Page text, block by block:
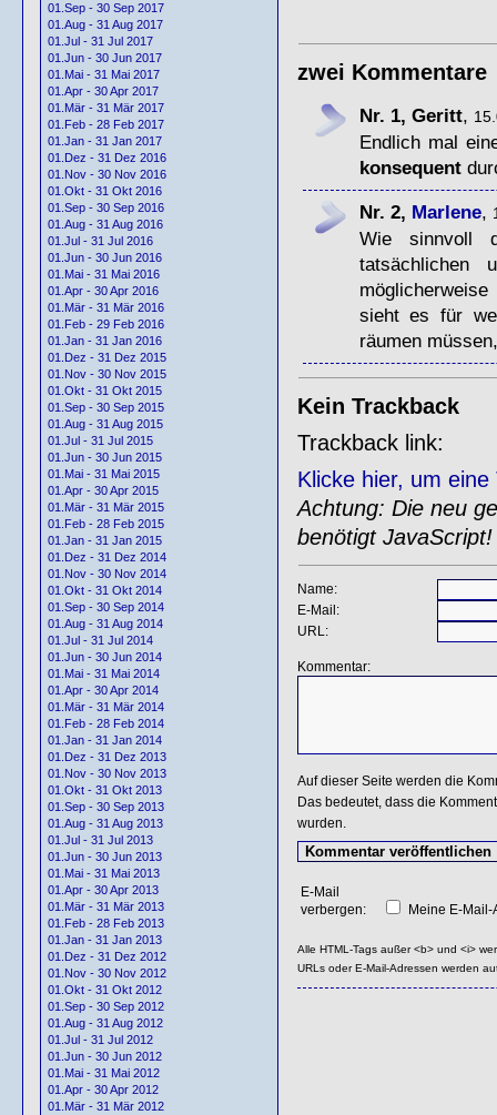
01.Sep - 30 Sep 2017
01.Aug - 31 Aug 2017
01.Jul - 31 Jul 2017
01.Jun - 30 Jun 2017
01.Mai - 31 Mai 2017
01.Apr - 30 Apr 2017
01.Mär - 31 Mär 2017
01.Feb - 28 Feb 2017
01.Jan - 31 Jan 2017
01.Dez - 31 Dez 2016
01.Nov - 30 Nov 2016
01.Okt - 31 Okt 2016
01.Sep - 30 Sep 2016
01.Aug - 31 Aug 2016
01.Jul - 31 Jul 2016
01.Jun - 30 Jun 2016
01.Mai - 31 Mai 2016
01.Apr - 30 Apr 2016
01.Mär - 31 Mär 2016
01.Feb - 29 Feb 2016
01.Jan - 31 Jan 2016
01.Dez - 31 Dez 2015
01.Nov - 30 Nov 2015
01.Okt - 31 Okt 2015
01.Sep - 30 Sep 2015
01.Aug - 31 Aug 2015
01.Jul - 31 Jul 2015
01.Jun - 30 Jun 2015
01.Mai - 31 Mai 2015
01.Apr - 30 Apr 2015
01.Mär - 31 Mär 2015
01.Feb - 28 Feb 2015
01.Jan - 31 Jan 2015
01.Dez - 31 Dez 2014
01.Nov - 30 Nov 2014
01.Okt - 31 Okt 2014
01.Sep - 30 Sep 2014
01.Aug - 31 Aug 2014
01.Jul - 31 Jul 2014
01.Jun - 30 Jun 2014
01.Mai - 31 Mai 2014
01.Apr - 30 Apr 2014
01.Mär - 31 Mär 2014
01.Feb - 28 Feb 2014
01.Jan - 31 Jan 2014
01.Dez - 31 Dez 2013
01.Nov - 30 Nov 2013
01.Okt - 31 Okt 2013
01.Sep - 30 Sep 2013
01.Aug - 31 Aug 2013
01.Jul - 31 Jul 2013
01.Jun - 30 Jun 2013
01.Mai - 31 Mai 2013
01.Apr - 30 Apr 2013
01.Mär - 31 Mär 2013
01.Feb - 28 Feb 2013
01.Jan - 31 Jan 2013
01.Dez - 31 Dez 2012
01.Nov - 30 Nov 2012
01.Okt - 31 Okt 2012
01.Sep - 30 Sep 2012
01.Aug - 31 Aug 2012
01.Jul - 31 Jul 2012
01.Jun - 30 Jun 2012
01.Mai - 31 Mai 2012
01.Apr - 30 Apr 2012
01.Mär - 31 Mär 2012
zwei Kommentare
Nr. 1, Geritt,
Endlich mal
konsequent
Nr. 2, Marlene,
Wie sinnvoll
tatsächlichen
sieht es für
räumen
Kein Trackback
Trackback link:
Klicke hier, um
Achtung: Die neu
benötigt JavaScript!
Name:
E-Mail:
URL:
Kommentar:
Auf dieser Seite werden die
Das bedeutet, dass die
wurden.
E-Mail
verbergen:
Meine E-
Alle HTML-Tags außer <b> und <i>
URLs oder E-Mail-Adressen werden